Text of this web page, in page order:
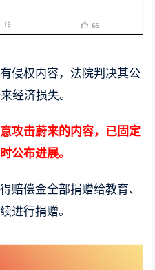
侵权内容，法院判决其公
经济损失。
攻击蔚来的内容，已固定
公布进展。
赔偿金全部捐赠给教育、
进行捐赠。